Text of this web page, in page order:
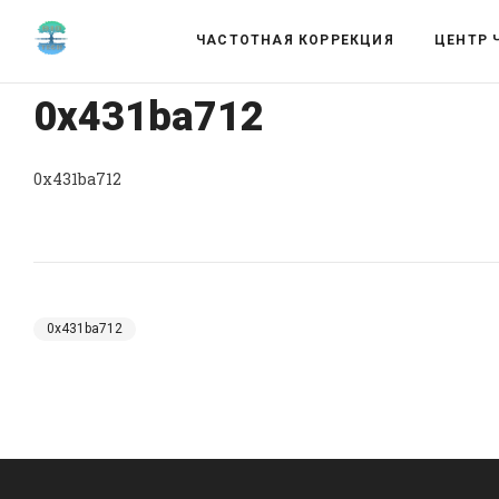
ЧАСТОТНАЯ КОРРЕКЦИЯ ЦЕНТР
0x431ba712
0x431ba712
0x431ba712